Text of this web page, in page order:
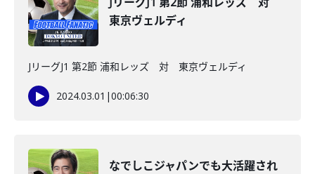
東京ヴェルディ
JリーグJ1 第2節 浦和レッズ 対 東京ヴェルディ
2024.03.01 |00:06:30
なでしこジャパンでも大活躍され